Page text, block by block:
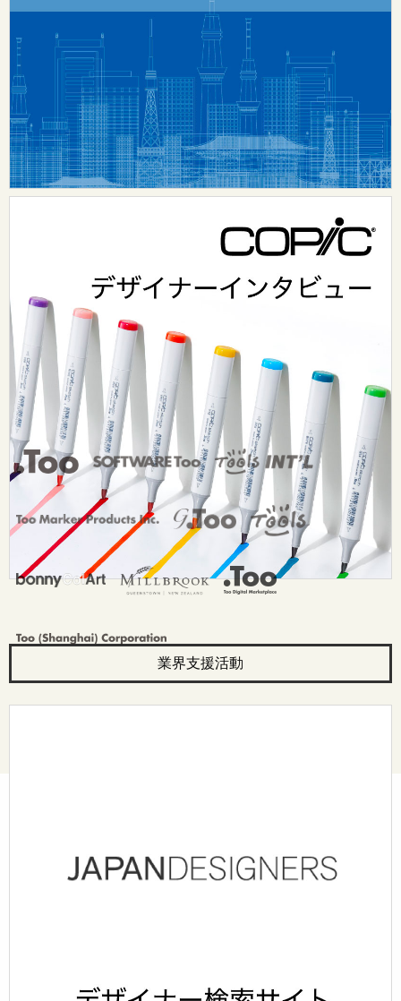
業界支援活動
HOME
ABOUT
（design surf onlineについて）
カテゴリ
レポート
インタビュー
design surf seminar
Tooグループ
リクルート
Tooグループのご案内
お問い合わせ：
dsurf-info@too.co.jp